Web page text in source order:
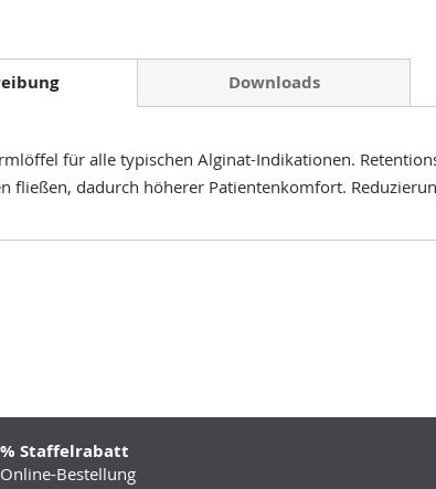
für alle typischen Alginat-Indikationen.
fließen, dadurch höherer Patientenkomfort.
Downloads
Staffelrabatt
Bestellung